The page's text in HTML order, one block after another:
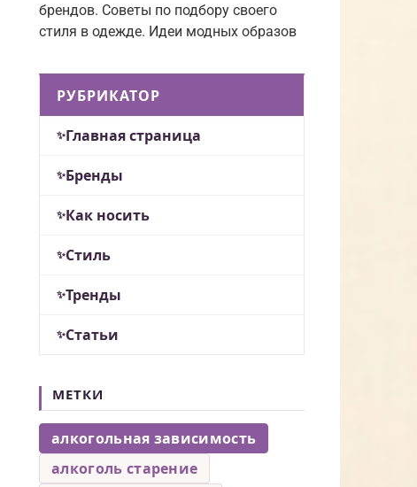
брендов. Советы по подбору своего
стиля в одежде. Идеи модных образов
РУБРИКАТОР
Главная страница
Бренды
Как носить
Стиль
Тренды
Статьи
МЕТКИ
алкогольная зависимость
алкоголь старение